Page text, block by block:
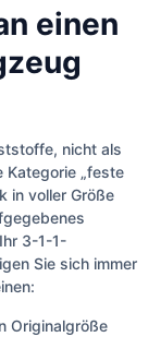
einen
nicht als
Kategorie „feste
in voller Größe
3-1-1-
Sie sich immer
Originalgröße